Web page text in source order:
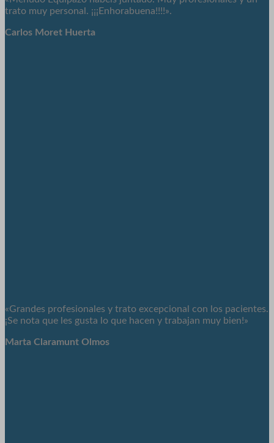
trato muy personal. ¡¡¡Enhorabuena!!!!».
Carlos Moret Huerta
«Grandes profesionales y trato excepcional con los pacientes.
¡Se nota que les gusta lo que hacen y trabajan muy bien!»
Marta Claramunt Olmos